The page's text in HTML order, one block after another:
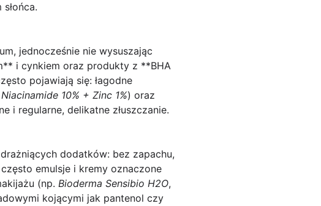
jednocześnie nie wysuszając
i cynkiem oraz produkty z **BHA
pojawiają się: łagodne
10% + Zinc 1%) oraz
i regularne, delikatne złuszczanie.
dodatków: bez zapachu,
emulsje i kremy oznaczone
(np. Bioderma Sensibio H2O,
kojącymi jak pantenol czy